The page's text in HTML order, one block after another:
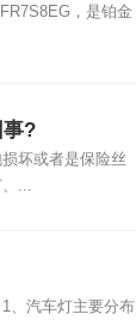
，是铂金
?
坏或者是保险丝
...
、汽车灯主要分布